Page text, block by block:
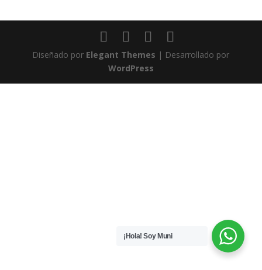
Diseñado por Elegant Themes | Desarrollado por
WordPress
¡Hola! Soy Muni